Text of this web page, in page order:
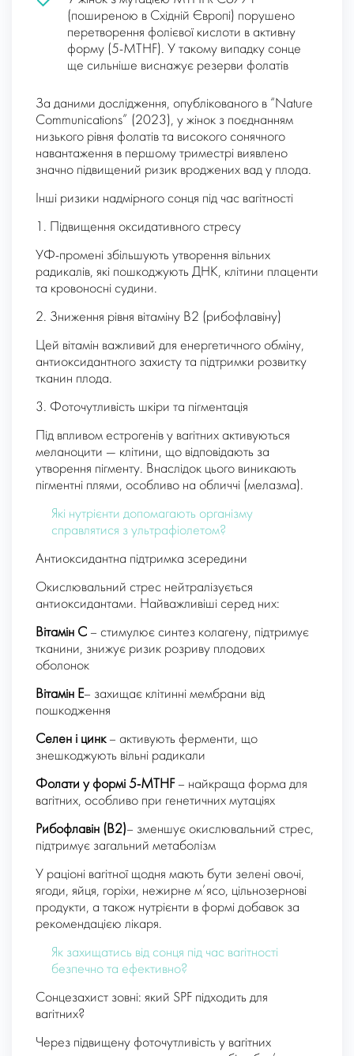
(поширеною в Східній Європі) порушено
перетворення фолієвої кислоти в активну
форму (5-MTHF). У такому випадку сонце
ще сильніше виснажує резерви фолатів
За даними дослідження, опублікованого в “Nature
Communications” (2023), у жінок з поєднанням
низького рівня фолатів та високого сонячного
навантаження в першому триместрі виявлено
значно підвищений ризик вроджених вад у плода.
Інші ризики надмірного сонця під час вагітності
1. Підвищення оксидативного стресу
УФ-промені збільшують утворення вільних
радикалів, які пошкоджують ДНК, клітини плаценти
та кровоносні судини.
2. Зниження рівня вітаміну B2 (рибофлавіну)
Цей вітамін важливий для енергетичного обміну,
антиоксидантного захисту та підтримки розвитку
тканин плода.
3. Фоточутливість шкіри та пігментація
Під впливом естрогенів у вагітних активуються
меланоцити — клітини, що відповідають за
утворення пігменту. Внаслідок цього виникають
пігментні плями, особливо на обличчі (мелазма).
Які нутрієнти допомагають організму
справлятися з ультрафіолетом?
Антиоксидантна підтримка зсередини
Окислювальний стрес нейтралізується
антиоксидантами. Найважливіші серед них:
Вітамін С – стимулює синтез колагену, підтримує
тканини, знижує ризик розриву плодових
оболонок
Вітамін Е– захищає клітинні мембрани від
пошкодження
Селен і цинк – активують ферменти, що
знешкоджують вільні радикали
Фолати у формі 5-MTHF – найкраща форма для
вагітних, особливо при генетичних мутаціях
Рибофлавін (B2)– зменшує окислювальний стрес,
підтримує загальний метаболізм
У раціоні вагітної щодня мають бути зелені овочі,
ягоди, яйця, горіхи, нежирне м’ясо, цільнозернові
продукти, а також нутрієнти в формі добавок за
рекомендацією лікаря.
Як захищатись від сонця під час вагітності
безпечно та ефективно?
Сонцезахист зовні: який SPF підходить для
вагітних?
Через підвищену фоточутливість у вагітних